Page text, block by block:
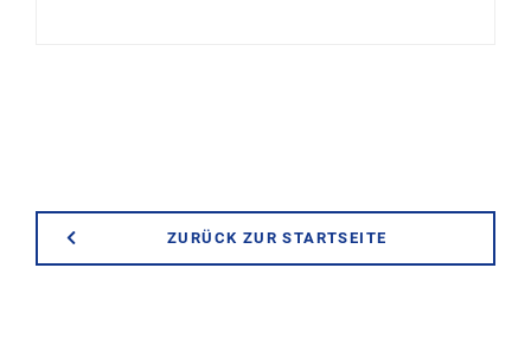
ZURÜCK ZUR STARTSEITE